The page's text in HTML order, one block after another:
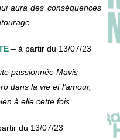
aura des conséquences
– à partir du 13/07/23
passionnée Mavis
dans la vie et l’amour,
à elle cette fois.
du 13/07/23